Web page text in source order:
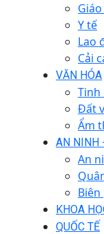
Y tế
Lao
Cải
VĂN HÓA
Tinh
Đất
Ẩm
AN NINH
An
KHOA
QUỐC TẾ